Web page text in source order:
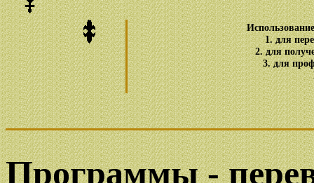
1. для
2. для
3. для
Программы -